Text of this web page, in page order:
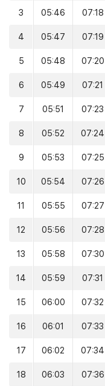
3 05:46 07:18
4 05:47 07:19
5 05:48 07:20
6 05:49 07:21
7 05:51 07:23
8 05:52 07:24
9 05:53 07:25
10 05:54 07:26
11 05:55 07:27
12 05:56 07:28
13 05:58 07:30
14 05:59 07:31
15 06:00 07:32
16 06:01 07:33
17 06:02 07:34
18 06:03 07:36